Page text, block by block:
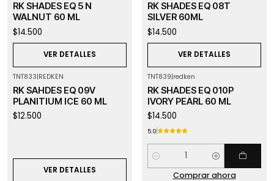
RK SHADES EQ 5 N
WALNUT 60 ML
$14.500
VER DETALLES
RK SHADES EQ 08T
SILVER 60ML
$14.500
VER DETALLES
TNT833|REDKEN
RK SAHDES EQ 09V
PLANITIUM ICE 60 ML
$12.500
VER DETALLES
TNT839|redken
RK SHADES EQ 010P
IVORY PEARL 60 ML
$14.500
5.0
Cantidad
Comprar ahora